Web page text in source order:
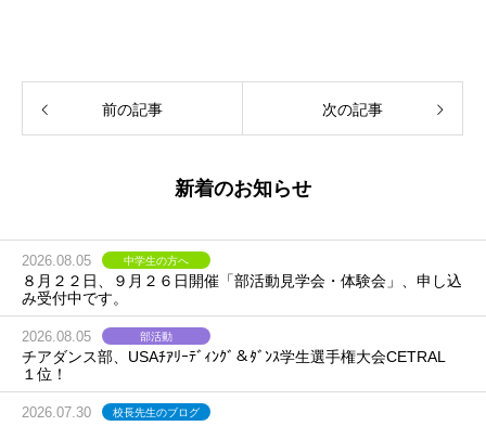
前の記事 次の記事
新着のお知らせ
2026.08.05 中学生の方へ
８月２２日、９月２６日開催「部活動見学会・体験会」、申し込
み受付中です。
2026.08.05 部活動
チアダンス部、USAﾁｱﾘｰﾃﾞｨﾝｸﾞ＆ﾀﾞﾝｽ学生選手権大会CETRAL
１位！
2026.07.30 校長先生のブログ